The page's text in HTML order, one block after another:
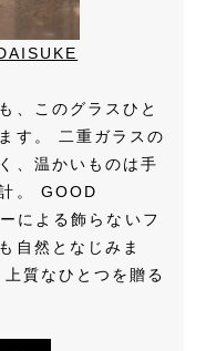
、このグラスひと
す。 二重ガラスの
、温かいものは手
。 GOOD
による飾らないフ
自然となじみま
質なひとつを贈る